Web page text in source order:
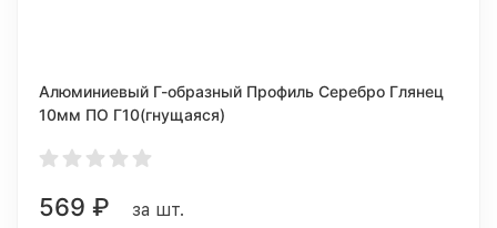
Алюминиевый Г-образный Профиль Серебро Глянец
10мм ПО Г10(гнущаяся)
569 ₽ за шт.